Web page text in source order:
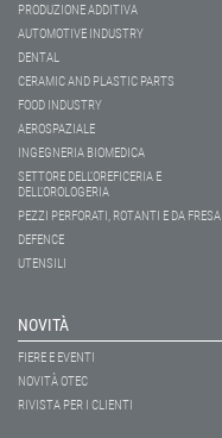
PRODUZIONE ADDITIVA
AUTOMOTIVE INDUSTRY
DENTAL
CERAMIC AND PLASTIC PARTS
FOOD INDUSTRY
AEROSPAZIALE
INGEGNERIA BIOMEDICA
SETTORE DELL’OREFICERIA E
DELL’OROLOGERIA
PEZZI PERFORATI, ROTANTI E DA FRESA
DEFENCE
UTENSILI
NOVITÀ
FIERE E EVENTI
NOVITÀ OTEC
RIVISTA PER I CLIENTI